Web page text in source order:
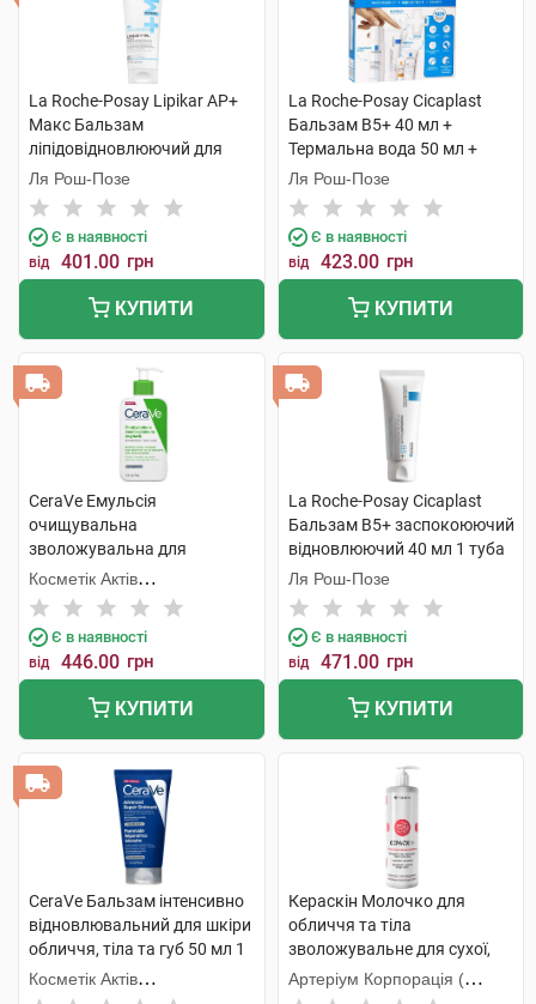
La Roche-Posay Lipikar АР+
Макс Бальзам
ліпідовідновлюючий для
сухої атопічної шкіри
обличчя і тіла 75 мл 1 туба
Ля Рош-Позе
Є в наявності
від 401.00 грн
КУПИТИ
La Roche-Posay Cicaplast
Бальзам B5+ 40 мл +
Термальна вода 50 мл +
Lipikar Syndet AP+ Крем-гель
15 мл + AntheliosUVA 400 1
набір
Ля Рош-Позе
Є в наявності
від 423.00 грн
КУПИТИ
CeraVe Емульсія
очищувальна
зволожувальна для
нормальної і сухої шкіри
обличчя і тіла 236 мл 1
флакон
Косметік Актів
Інтернаціональ
Є в наявності
від 446.00 грн
КУПИТИ
La Roche-Posay Cicaplast
Бальзам B5+ заспокоюючий
відновлюючий 40 мл 1 туба
Ля Рош-Позе
Є в наявності
від 471.00 грн
КУПИТИ
CeraVe Бальзам інтенсивно
відновлювальний для шкіри
обличчя, тіла та губ 50 мл 1
туба
Косметік Актів
Кераскін Молочко для
обличчя та тіла
зволожувальне для сухої,
чутливої та схильної до
атопії шкіри 400 мл 1 флакон
Артеріум Корпорація (